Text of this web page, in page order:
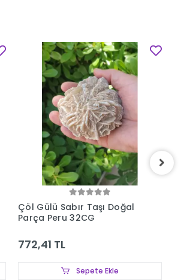
Çöl Gülü Sabır Taşı Doğal
Parça Peru 32CG
772,41 TL
Sepete Ekle